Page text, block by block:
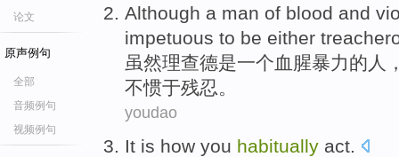
论文
原声例句
全部
音频例句
视频例句
Although a man of blood and
impetuous to be either
虽然理查德是一个血腥暴力的 人
不惯于残忍。
youdao
It is how you habitually act